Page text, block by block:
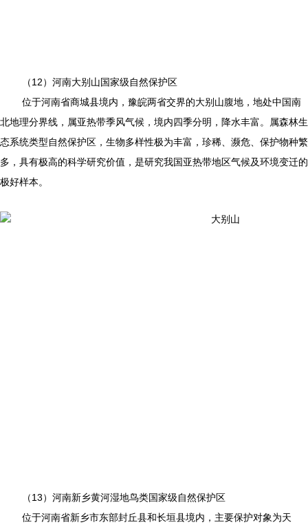
（12）河南大别山国家级自然保护区
位于河南省商城县境内，豫皖两省交界的大别山腹地，地处中国南
北地理分界线，属亚热带季风气候，境内四季分明，降水丰富。属森林生
态系统类型自然保护区，生物多样性极为丰富，珍稀、濒危、保护物种繁
多，具有极高的科学研究价值，是研究我国亚热带地区气候及环境变迁的
极好样本。
（13）河南新乡黄河湿地鸟类国家级自然保护区
位于河南省新乡市东部封丘县和长垣县境内，主要保护对象为天